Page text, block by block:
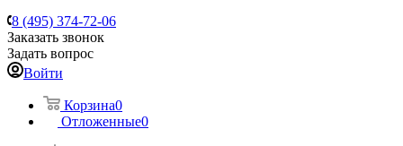
8 (495) 374-72-06
Заказать звонок
Задать вопрос
Войти
Корзина0
Отложенные0